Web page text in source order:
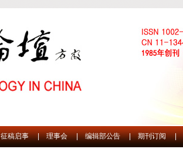
征稿启事 | 理事会 | 编辑部公告 | 期刊订阅 |